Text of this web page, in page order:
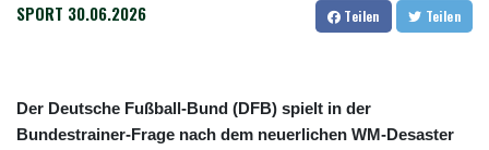
SPORT 30.06.2026 Teilen Teilen
Der Deutsche Fußball-Bund (DFB) spielt in der
Bundestrainer-Frage nach dem neuerlichen WM-Desaster